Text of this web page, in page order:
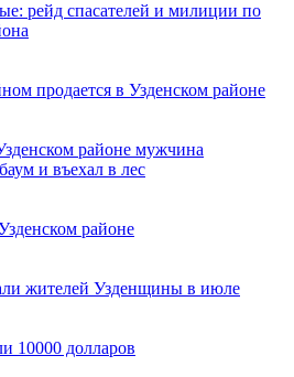
рейд спасателей и милиции по
продается в Узденском районе
районе мужчина
и въехал в лес
районе
жителей Узденщины в июле
10000 долларов